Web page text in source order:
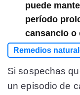
puede
período
cansancio o
Remedios
Si sospechas
un episodio de